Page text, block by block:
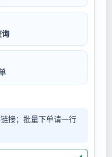
询
接；批量下单请一行